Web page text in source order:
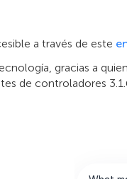
a través de este
gracias a
de controladores